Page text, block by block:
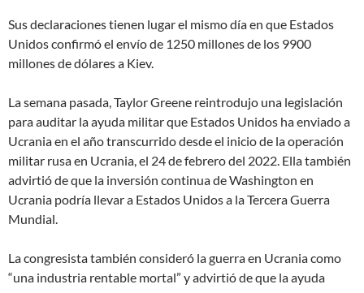
Sus declaraciones tienen lugar el mismo día en que Estados
Unidos confirmó el envío de 1250 millones de los 9900
millones de dólares a Kiev.
La semana pasada, Taylor Greene reintrodujo una legislación
para auditar la ayuda militar que Estados Unidos ha enviado a
Ucrania en el año transcurrido desde el inicio de la operación
militar rusa en Ucrania, el 24 de febrero del 2022. Ella también
advirtió de que la inversión continua de Washington en
Ucrania podría llevar a Estados Unidos a la Tercera Guerra
Mundial.
La congresista también consideró la guerra en Ucrania como
“una industria rentable mortal” y advirtió de que la ayuda